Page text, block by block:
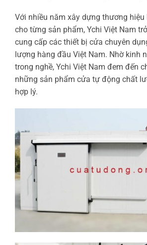
Với nhiều năm xây dựng thương
cho từng sản phẩm, Ychi Việt Nam
cung cấp các thiết bị cửa chuyên
lượng hàng đầu Việt Nam. Nhờ kinh
trong nghề, Ychi Việt Nam đem đến
những sản phẩm cửa tự động chất
hợp lý.